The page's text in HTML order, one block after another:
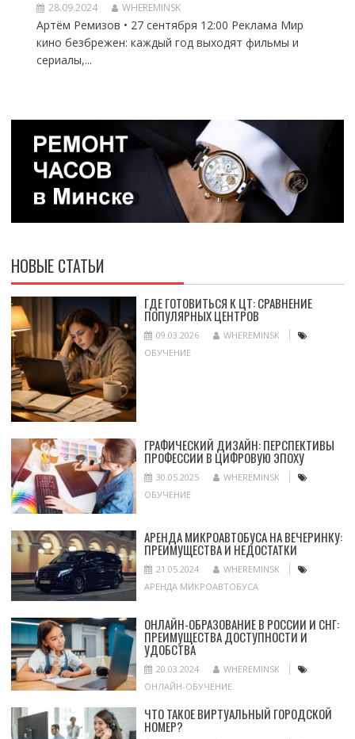
28.09.2024 WHEREMINSK
Артём Ремизов • 27 сентября 12:00 Реклама Мир
кино безбрежен: каждый год выходят фильмы и
сериалы,...
НОВЫЕ СТАТЬИ
ГДЕ ГОТОВИТЬСЯ К ЦТ: СРАВНЕНИЕ
ПОПУЛЯРНЫХ ЦЕНТРОВ
09.03.2026
WHEREMINSK
ОБУЧЕНИЕ
ГРАФИЧЕСКИЙ ДИЗАЙН: ПЕРСПЕКТИВЫ
ПРОФЕССИИ В ЦИФРОВУЮ ЭПОХУ
30.05.2025
WHEREMINSK
ОБУЧЕНИЕ
АРЕНДА МИКРОАВТОБУСА НА ВЕЧЕРИНКУ:
ПРЕИМУЩЕСТВА И НЕДОСТАТКИ
21.05.2024
WHEREMINSK
АРЕНДА МИКРОАВТОБУСА
ОНЛАЙН-ОБРАЗОВАНИЕ В РОССИИ И СНГ:
ПРЕИМУЩЕСТВА ДОСТУПНОСТИ И
УДОБСТВА
20.03.2024
WHEREMINSK
ОНЛАЙН-ОБУЧЕНИЕ
ЧТО ТАКОЕ ВИРТУАЛЬНЫЙ ГОРОДСКОЙ
НОМЕР?